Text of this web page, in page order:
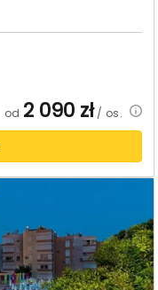
od 2 090 zł/ os.